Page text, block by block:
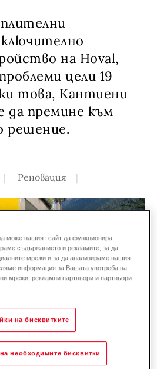
на Hoval,
цели 19
това, Кантиени
да премине към
решение.
Реновация
съобственик на къщата,
когато кантон
правителство
може нашият сайт да функционира
съдържанието и рекламите, за да
мрежи и за да анализираме нашия
информация за Вашата употреба на
мрежи, рекламни партньори и партньори
на бисквитките
необходимите бисквитки